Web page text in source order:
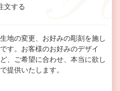
文する
地の変更、お好みの彫刻を施し
す。お客様のお好みのデザイ
、ご希望に合わせ、本当に欲し
提供いたします。